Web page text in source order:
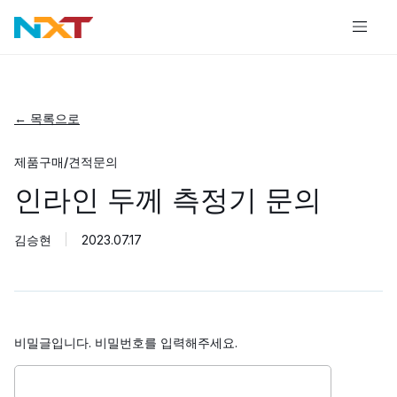
← 목록으로
제품구매/견적문의
인라인 두께 측정기 문의
김승현 2023.07.17
비밀글입니다. 비밀번호를 입력해주세요.